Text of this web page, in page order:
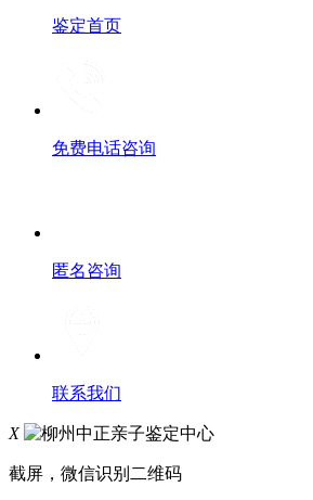
鉴定首页
免费电话咨询
匿名咨询
联系我们
X
截屏，微信识别二维码